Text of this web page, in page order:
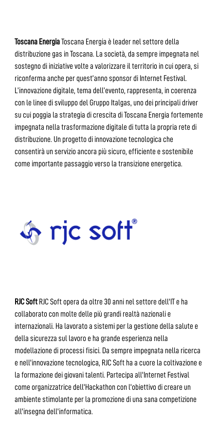
Toscana EnergiaToscana Energia è leader nel settore della
distribuzione gas in Toscana. La società, da sempre impegnata nel
sostegno di iniziative volte a valorizzare il territorio in cui opera, si
riconferma anche per quest’anno sponsor di Internet Festival.
L’innovazione digitale, tema dell’evento, rappresenta, in coerenza
con le linee di sviluppo del Gruppo Italgas, uno dei principali driver
su cui poggia la strategia di crescita di Toscana Energia fortemente
impegnata nella trasformazione digitale di tutta la propria rete di
distribuzione. Un progetto di innovazione tecnologica che
consentirà un servizio ancora più sicuro, efficiente e sostenibile
come importante passaggio verso la transizione energetica.
RJC Soft RJC Soft opera da oltre 30 anni nel settore dell'IT e ha
collaborato con molte delle più grandi realtà nazionali e
internazionali. Ha lavorato a sistemi per la gestione della salute e
della sicurezza sul lavoro e ha grande esperienza nella
modellazione di processi fisici. Da sempre impegnata nella ricerca
e nell'innovazione tecnologica, RJC Soft ha a cuore la coltivazione e
la formazione dei giovani talenti. Partecipa all'Internet Festival
come organizzatrice dell'Hackathon con l'obiettivo di creare un
ambiente stimolante per la promozione di una sana competizione
all'insegna dell'informatica.